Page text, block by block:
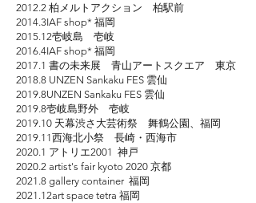
2012.2 柏メルトアクション 柏駅前
2014.3IAF shop* 福岡
2015.12壱岐島 壱岐
2016.4IAF shop* 福岡
2017.1 書の未来展 青山アートスクエア 東京
2018.8 UNZEN Sankaku FES 雲仙
2019.8UNZEN Sankaku FES 雲仙
2019.8壱岐島野外 壱岐
2019.10 天幕渋さ大芸術祭 舞鶴公園、福岡
2019.11西海北小祭 長崎・西海市
2020.1 アトリエ2001 神戸
2020.2 artist's fair kyoto 2020 京都
2021.8 gallery container 福岡
2021.12art space tetra 福岡